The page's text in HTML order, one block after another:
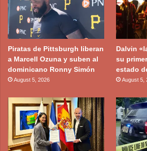
Piratas de Pittsburgh liberan
a Marcell Ozuna y suben al
dominicano Ronny Simón
August 5, 2026
Dalvin
su
estado
August 5,